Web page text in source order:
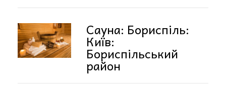
Сауна: Бориспіль:
Київ:
Бориспільський
район